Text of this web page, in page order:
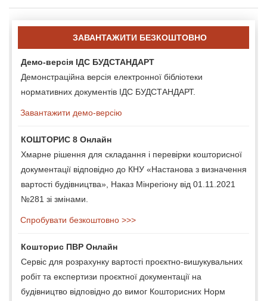
ЗАВАНТАЖИТИ БЕЗКОШТОВНО
Демо-версія ІДС БУДСТАНДАРТ
Демонстраційна версія електронної бібліотеки
нормативних документів ІДС БУДСТАНДАРТ.
Завантажити демо-версію
КОШТОРИС 8 Онлайн
Хмарне рішення для складання і перевірки кошторисної
документації відповідно до КНУ «Настанова з визначення
вартості будівництва», Наказ Мінрегіону від 01.11.2021
№281 зі змінами.
Спробувати безкоштовно >>>
Кошторис ПВР Онлайн
Сервіс для розрахунку вартості проєктно-вишукувальних
робіт та експертизи проєктної документації на
будівництво відповідно до вимог Кошторисних Норм